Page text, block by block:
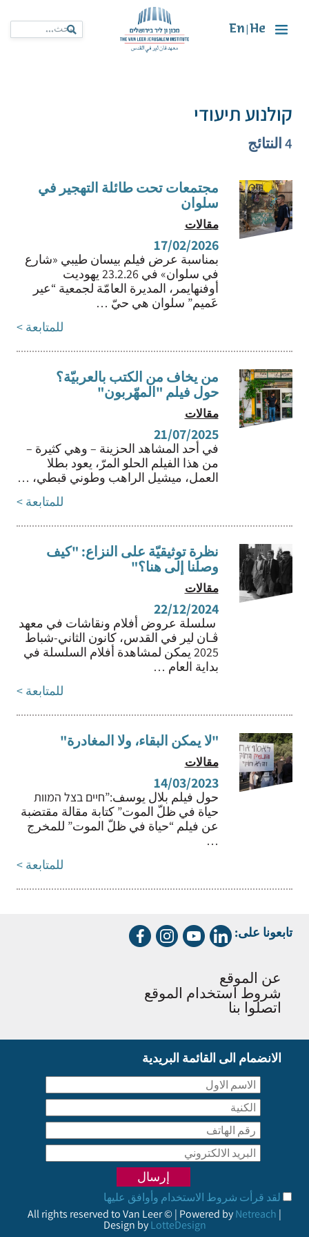
He
En
קולנוע תיעודי
4 النتائج
مجتمعات تحت طائلة التهجير في
سلوان
مقالات
17/02/2026
بمناسبة عرض فيلم بيسان طيبي «شارع
في سلوان» في 23.2.26 يهوديت
أوفنهايمر، المديرة العامّة لجمعية “عير
عَميم” سلوان هي حيّ …
للمتابعة >
من يخاف من الكتب بالعربيّة؟
حول فيلم "المهّربون"
مقالات
21/07/2025
في أحد المشاهد الحزينة – وهي كثيرة –
من هذا الفيلم الحلو المرّ، يعود بطلا
العمل، ميشيل الراهب وطوني قبطي، …
للمتابعة >
نظرة توثيقيّة على النزاع: "كيف
وصلنا إلى هنا؟"
مقالات
22/12/2024
سلسلة عروض أفلام ونقاشات في معهد
ﭬـان لير في القدس، كانون الثاني-شباط
2025 يمكن لمشاهدة أفلام السلسلة في
بداية العام …
للمتابعة >
"لا يمكن البقاء، ولا المغادرة"
مقالات
14/03/2023
حول فيلم بلال يوسف:”חיים בצל המוות
حياة في ظلّ الموت” كتابة مقالة مقتضبة
عن فيلم “حياة في ظلّ الموت” للمخرج
…
للمتابعة >
تابعونا على:
عن الموقع
شروط استخدام الموقع
اتصلوا بنا
الانضمام الى القائمة البريدية
لقد قرأت شروط الاستخدام وأوافق عليها
All rights reserved to Van Leer © | Powered byNetreach |
Design byLotteDesign